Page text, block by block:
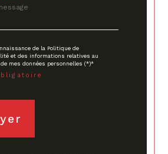
de la Politique de
et des informations relatives au
mes données personnelles (*)*